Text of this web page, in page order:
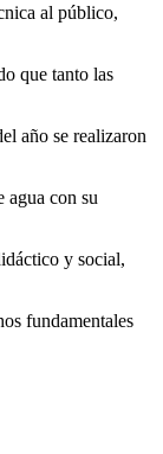
al público,
que tanto las
año se realizaron
agua con su
y social,
fundamentales